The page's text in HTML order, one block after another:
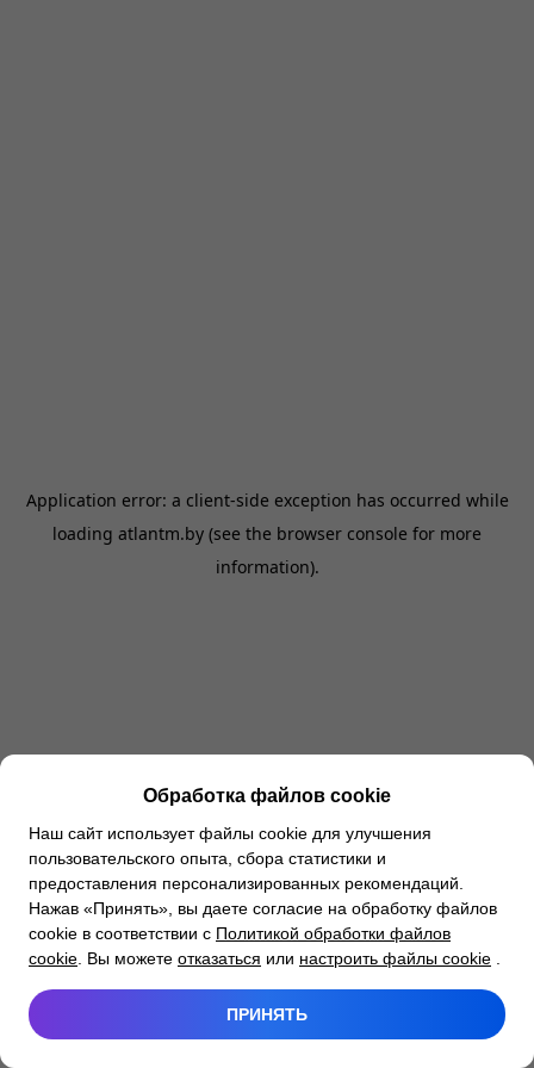
Application error: a client-side exception has occurred while
loading atlantm.by (see the browser console for more
information).
Обработка файлов cookie
Наш сайт использует файлы cookie для улучшения
пользовательского опыта, сбора статистики и
предоставления персонализированных рекомендаций.
Нажав «Принять», вы даете согласие на обработку файлов
cookie в соответствии с Политикой обработки файлов
cookie . Вы можете отказаться или настроить файлы cookie
ПРИНЯТЬ